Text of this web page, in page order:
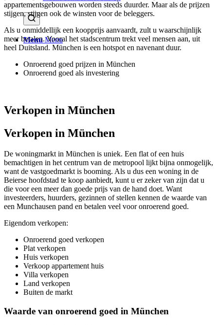
Menu Menu
appartementsgebouwen worden steeds duurder. Maar als de prijzen
stijgen, stijgen ook de winsten voor de beleggers.
Als u onmiddellijk een koopprijs aanvaardt, zult u waarschijnlijk
meer betalen. Vooral het stadscentrum trekt veel mensen aan, uit
heel Duitsland. München is een hotspot en navenant duur.
Onroerend goed prijzen in München
Onroerend goed als investering
Verkopen in München
Verkopen in München
De woningmarkt in München is uniek. Een flat of een huis
bemachtigen in het centrum van de metropool lijkt bijna onmogelijk,
want de vastgoedmarkt is booming. Als u dus een woning in de
Beierse hoofdstad te koop aanbiedt, kunt u er zeker van zijn dat u
die voor een meer dan goede prijs van de hand doet. Want
investeerders, huurders, gezinnen of stellen kennen de waarde van
een Munchausen pand en betalen veel voor onroerend goed.
Eigendom verkopen:
Onroerend goed verkopen
Plat verkopen
Huis verkopen
Verkoop appartement huis
Villa verkopen
Land verkopen
Buiten de markt
Waarde van onroerend goed in München